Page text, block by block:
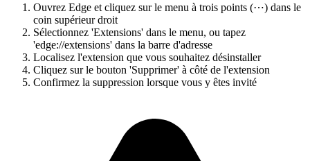
Ouvrez Edge et cliquez sur le menu à trois points (⋯) dans le
coin supérieur droit
Sélectionnez 'Extensions' dans le menu, ou tapez
'edge://extensions' dans la barre d'adresse
Localisez l'extension que vous souhaitez désinstaller
Cliquez sur le bouton 'Supprimer' à côté de l'extension
Confirmez la suppression lorsque vous y êtes invité